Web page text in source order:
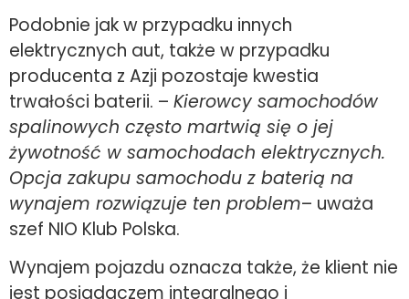
Podobnie jak w przypadku innych
elektrycznych aut, także w przypadku
producenta z Azji pozostaje kwestia
trwałości baterii. – Kierowcy samochodów
spalinowych często martwią się o jej
żywotność w samochodach elektrycznych.
Opcja zakupu samochodu z baterią na
wynajem rozwiązuje ten problem– uważa
szef NIO Klub Polska.
Wynajem pojazdu oznacza także, że klient nie
jest posiadaczem integralnego i